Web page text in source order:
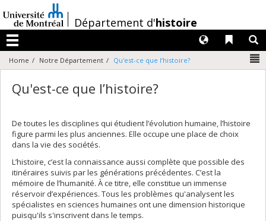
au
contenu
/Département d'histoire
Menu
Liens
Langues
Home Notre Département Qu'est-ce que l’histoire?
Qu'est-ce que l’histoire?
De toutes les disciplines qui étudient l’évolution humaine, l’histoire
figure parmi les plus anciennes. Elle occupe une place de choix
dans la vie des sociétés.
L’histoire, c’est la connaissance aussi complète que possible des
itinéraires suivis par les générations précédentes. C’est la
mémoire de l’humanité. À ce titre, elle constitue un immense
réservoir d’expériences. Tous les problèmes qu'analysent les
spécialistes en sciences humaines ont une dimension historique
puisqu'ils s'inscrivent dans le temps.